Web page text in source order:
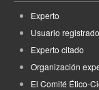
Experto
Usuario registrado
Experto citado
Organización
El Comité Ético-